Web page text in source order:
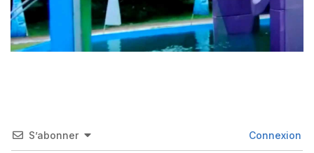
S’abonner Connexion